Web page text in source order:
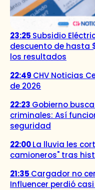
23:25 Subsidio
descuento de hasta
los resultados
22:49 CHV Noticias
de 2026
22:23 Gobierno
criminales: Así
seguridad
22:00La lluvia les
camioneros" tras
21:35 Cargador no
Influencer perdió